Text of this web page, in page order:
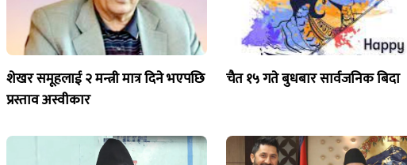
शेखर समूहलाई २ मन्त्री मात्र दिने भएपछि
प्रस्ताव अस्वीकार
चैत १५ गते बुधबार सार्वजनिक बिदा